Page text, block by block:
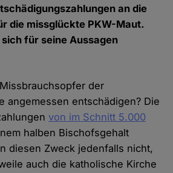
an die
die missglückte PKW-Maut.
für seine Aussagen
der
angemessen entschädigen? Die
von im Schnitt 5.000
halben Bischofsgehalt
diesen Zweck jedenfalls nicht,
auch die katholische Kirche